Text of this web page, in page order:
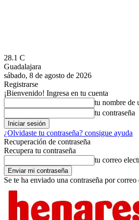
28.1 C
Guadalajara
sábado, 8 de agosto de 2026
Registrarse
¡Bienvenido! Ingresa en tu cuenta
tu nombre de
tu contraseña
¿Olvidaste tu contraseña? consigue ayuda
Recuperación de contraseña
Recupera tu contraseña
tu correo
Se te ha enviado una contraseña por